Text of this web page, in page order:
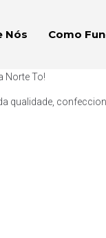
Nós Como
Norte To!